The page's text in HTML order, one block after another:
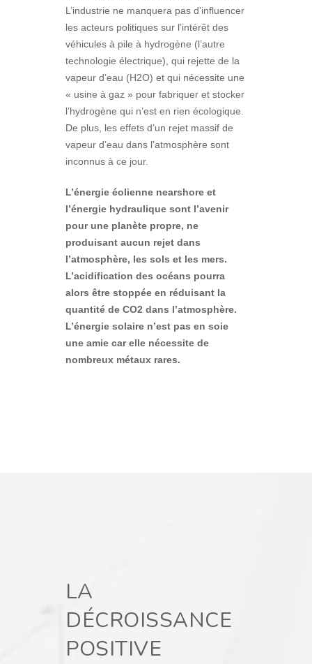
L’industrie ne manquera pas d’influencer
les acteurs politiques sur l’intérêt des
véhicules à pile à hydrogène (l’autre
technologie électrique), qui rejette de la
vapeur d’eau (H2O) et qui nécessite une
« usine à gaz » pour fabriquer et stocker
l’hydrogène qui n’est en rien écologique.
De plus, les effets d’un rejet massif de
vapeur d’eau dans l’atmosphère sont
inconnus à ce jour.
L’énergie éolienne nearshore et
l’énergie hydraulique sont l’avenir
pour une planète propre, ne
produisant aucun rejet dans
l’atmosphère, les sols et les mers.
L’acidification des océans pourra
alors être stoppée en réduisant la
quantité de CO2 dans l’atmosphère.
L’énergie solaire n’est pas en soie
une amie car elle nécessite de
nombreux métaux rares.
LA
DÉCROISSANCE
POSITIVE